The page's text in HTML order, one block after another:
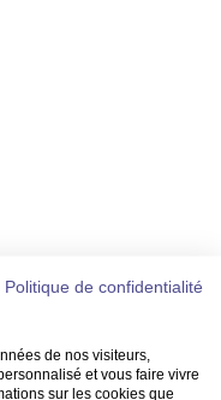
Politique de confidentialité
de nos visiteurs,
et vous faire vivre
sur les cookies que